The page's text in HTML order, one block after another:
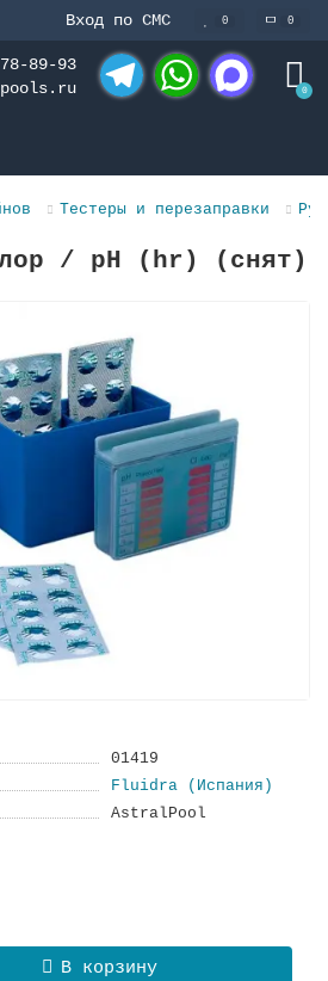
Вход по СМС 0 0
89-93
pools.ru
0
Тестеры и перезаправки
/ pH (hr) (снят)
01419
Fluidra (Испания)
AstralPool
В корзину